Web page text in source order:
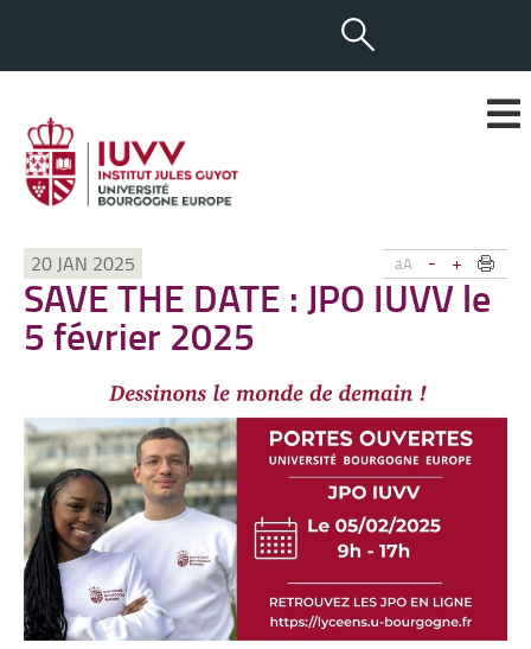
aA - +
20 JAN 2025
SAVE THE DATE : JPO IUVV le
5 février 2025